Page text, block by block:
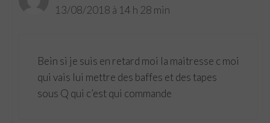
13/08/2018 à 14 h 28 min
Bein si je suis en retard moi la maitresse c moi
qui vais lui mettre des baffes et des tapes
sous Q qui c’est qui commande